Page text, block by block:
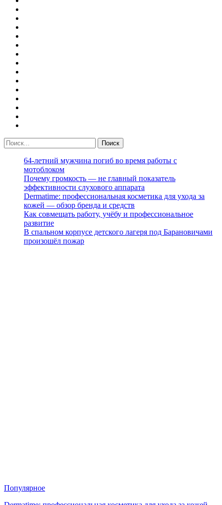
64-летний мужчина погиб во время работы с
мотоблоком
Почему громкость — не главный показатель
эффективности слухового аппарата
Dermatime: профессиональная косметика для ухода за
кожей — обзор бренда и средств
Как совмещать работу, учёбу и профессиональное
развитие
В спальном корпусе детского лагеря под Барановичами
произошёл пожар
Популярное